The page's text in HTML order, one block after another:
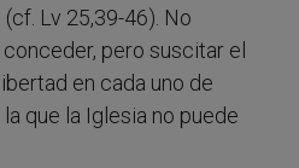
Lv 25,39-46). No
pero suscitar el
en cada uno de
que la Iglesia no puede